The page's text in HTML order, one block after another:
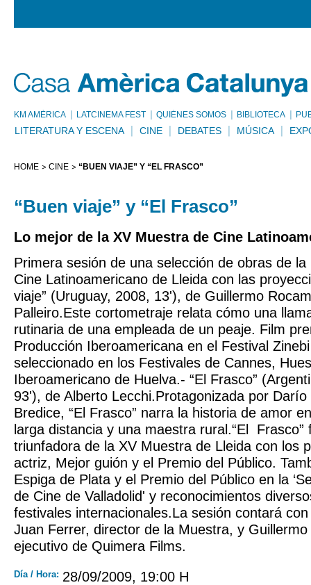
KM AMÈRICA LATCINEMA FEST QUIÉNES SOMOS BIBLIOTECA
LITERATURA Y ESCENA CINE DEBATES MÚSICA
HOME CINE “BUEN VIAJE” Y “EL FRASCO”
“Buen viaje” y “El Frasco”
Lo mejor de la XV Muestra de Cine
Primera sesión de una selección de obras de
Cine Latinoamericano de Lleida con las
viaje” (Uruguay, 2008, 13'), de Guillermo
Palleiro.Este cortometraje relata cómo una
rutinaria de una empleada de un peaje. Film
Producción Iberoamericana en el Festival
seleccionado en los Festivales de Cannes,
Iberoamericano de Huelva.- “El Frasco”
93'), de Alberto Lecchi.Protagonizada por
Bredice, “El Frasco” narra la historia de amor
larga distancia y una maestra rural.“El Frasco”
triunfadora de la XV Muestra de Lleida con los
actriz, Mejor guión y el Premio del Público.
Espiga de Plata y el Premio del Público en la
de Cine de Valladolid' y reconocimientos
festivales internacionales.La sesión contará
Juan Ferrer, director de la Muestra, y
ejecutivo de Quimera Films.
Día / Hora: 28/09/2009, 19:00 H